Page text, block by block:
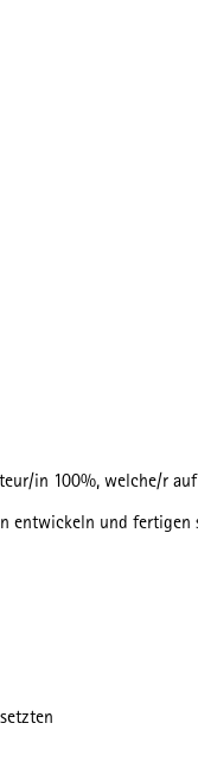
in 100%, welche/r
entwickeln und